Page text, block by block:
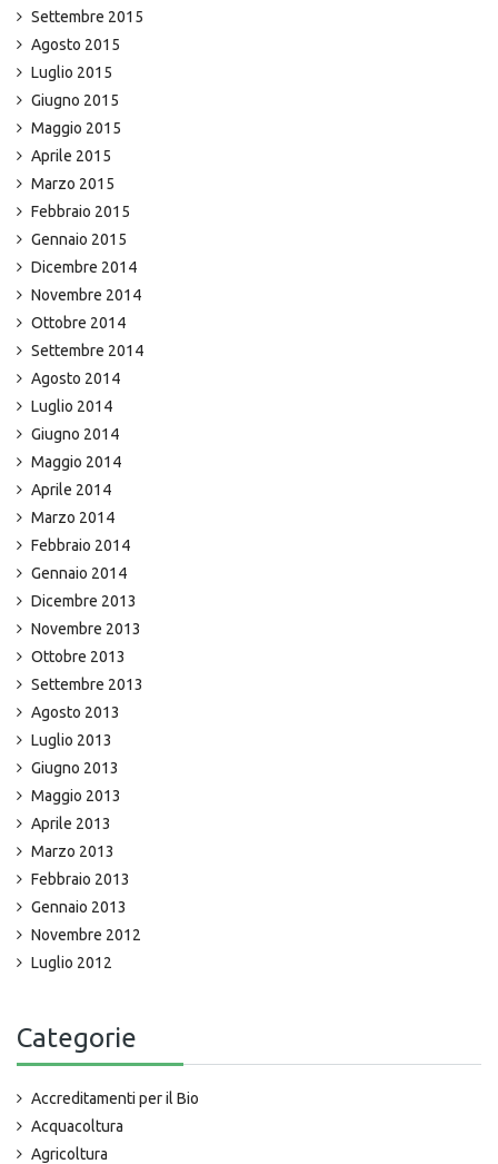
Settembre 2015
Agosto 2015
Luglio 2015
Giugno 2015
Maggio 2015
Aprile 2015
Marzo 2015
Febbraio 2015
Gennaio 2015
Dicembre 2014
Novembre 2014
Ottobre 2014
Settembre 2014
Agosto 2014
Luglio 2014
Giugno 2014
Maggio 2014
Aprile 2014
Marzo 2014
Febbraio 2014
Gennaio 2014
Dicembre 2013
Novembre 2013
Ottobre 2013
Settembre 2013
Agosto 2013
Luglio 2013
Giugno 2013
Maggio 2013
Aprile 2013
Marzo 2013
Febbraio 2013
Gennaio 2013
Novembre 2012
Luglio 2012
Categorie
Accreditamenti per il Bio
Acquacoltura
Agricoltura